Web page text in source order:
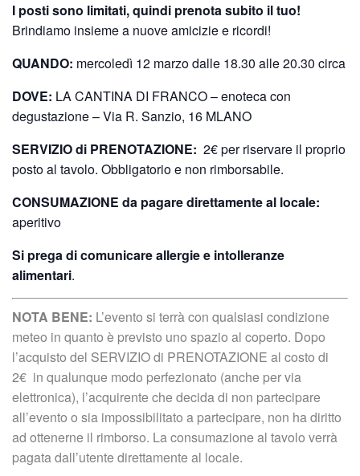
I posti sono limitati, quindi prenota subito il tuo!
Brindiamo insieme a nuove amicizie e ricordi!
QUANDO: mercoledì 12 marzo dalle 18.30 alle 20.30 circa
DOVE: LA CANTINA DI FRANCO – enoteca con
degustazione – Via R. Sanzio, 16 MLANO
SERVIZIO di PRENOTAZIONE: 2€ per riservare il proprio
posto al tavolo. Obbligatorio e non rimborsabile.
CONSUMAZIONE da pagare direttamente al locale:
aperitivo
Si prega di comunicare allergie e intolleranze
alimentari.
NOTA BENE: L’evento si terrà con qualsiasi condizione
meteo in quanto è previsto uno spazio al coperto. Dopo
l’acquisto del SERVIZIO di PRENOTAZIONE al costo di
2€ in qualunque modo perfezionato (anche per via
elettronica), l’acquirente che decida di non partecipare
all’evento o sia impossibilitato a partecipare, non ha diritto
ad ottenerne il rimborso. La consumazione al tavolo verrà
pagata dall’utente direttamente al locale.